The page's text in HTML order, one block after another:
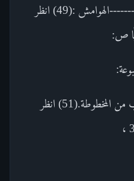
الإسلام خارجًا.* * *---------------الهوامش :(49) انظر
ص:
"بين ورثته" بالإفراد ، والصواب من المخطوطة.(51) انظر